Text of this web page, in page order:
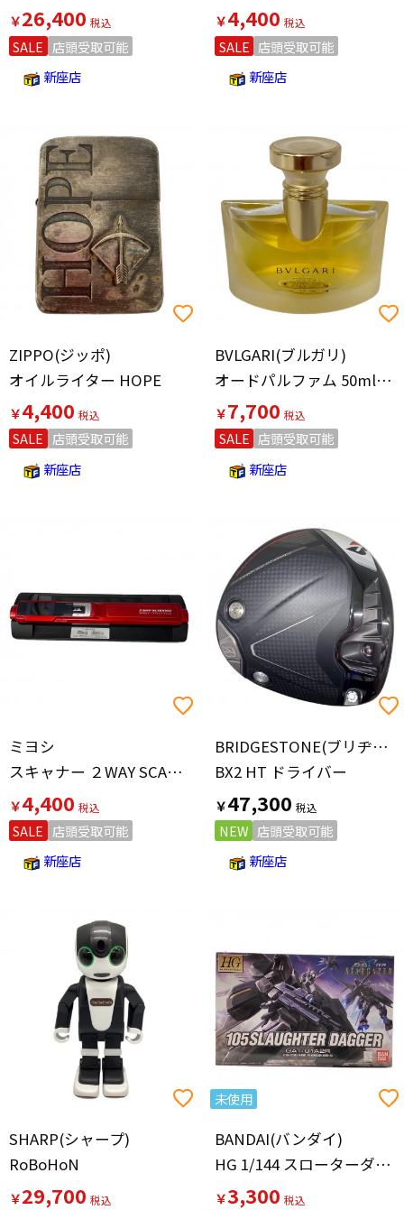
￥26,400
SALE 店頭受取可能
新座店
￥4,400
SALE 店頭受取可能
新座店
ZIPPO(ジッポ)
オイルライター HOPE
￥4,400
SALE 店頭受取可能
新座店
BVLGARI(ブルガリ)
オードパルファム 50ml 残量80%-99% pour Femme
￥7,700
SALE 店頭受取可能
新座店
ミヨシ
スキャナー ２WAY SCANNER UMSC-03
￥4,400
SALE 店頭受取可能
新座店
BRIDGESTONE(ブリヂストン)
BX2 HT ドライバー
￥47,300
NEW 店頭受取可能
新座店
SHARP(シャープ)
RoBoHoN
￥29,700
未使用
BANDAI(バンダイ)
HG 1/144 スローターダガー＋エールストライカー プラモデル
￥3,300